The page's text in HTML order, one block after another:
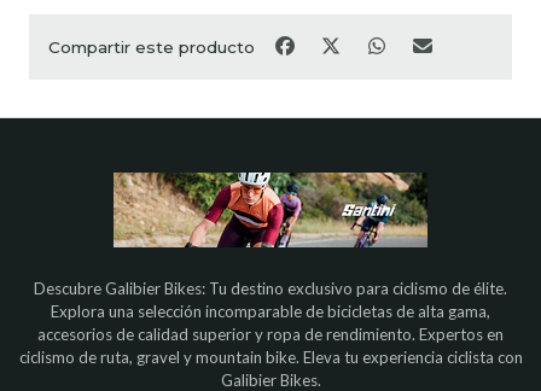
Compartir este producto
Descubre Galibier Bikes: Tu destino exclusivo para ciclismo de élite.
Explora una selección incomparable de bicicletas de alta gama,
accesorios de calidad superior y ropa de rendimiento. Expertos en
ciclismo de ruta, gravel y mountain bike. Eleva tu experiencia ciclista con
Galibier Bikes.